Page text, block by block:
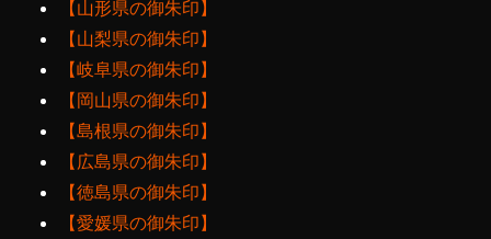
【山形県の御朱印】
【山梨県の御朱印】
【岐阜県の御朱印】
【岡山県の御朱印】
【島根県の御朱印】
【広島県の御朱印】
【徳島県の御朱印】
【愛媛県の御朱印】